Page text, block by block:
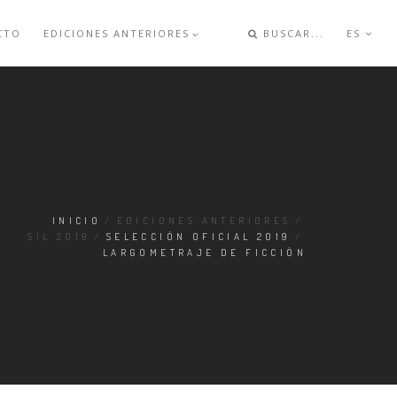
BUSCAR... ES
EDICIONES ANTERIORES
INICIO / EDICIONES ANTERIORES
/
SIL 2019
/ SELECCIÓN OFICIAL 2019
/
LARGOMETRAJE DE FICCIÓN